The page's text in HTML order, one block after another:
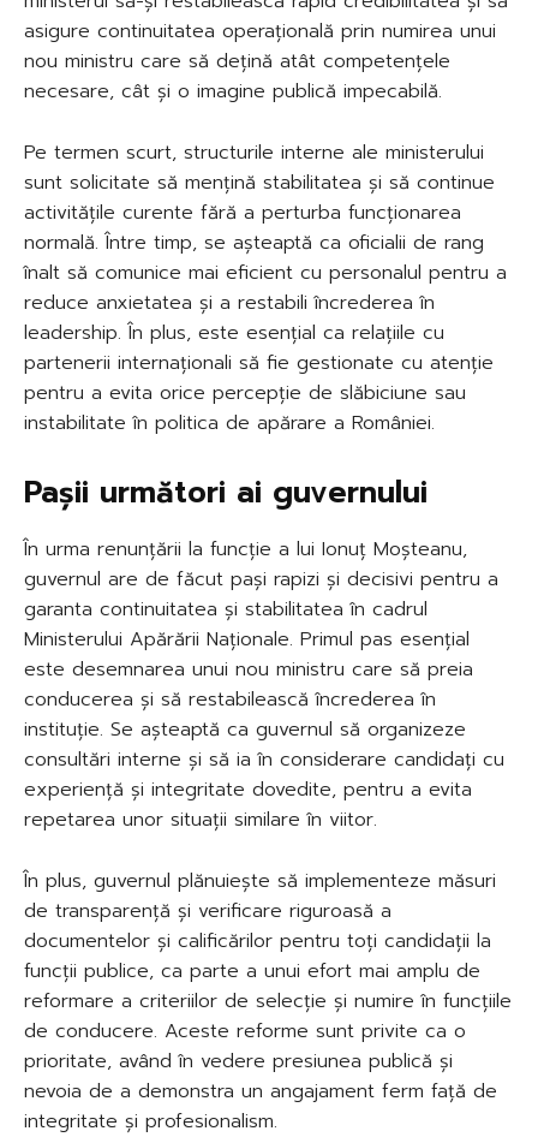
asigure continuitatea operațională prin numirea unui
nou ministru care să dețină atât competențele
necesare, cât și o imagine publică impecabilă.
Pe termen scurt, structurile interne ale ministerului
sunt solicitate să mențină stabilitatea și să continue
activitățile curente fără a perturba funcționarea
normală. Între timp, se așteaptă ca oficialii de rang
înalt să comunice mai eficient cu personalul pentru a
reduce anxietatea și a restabili încrederea în
leadership. În plus, este esențial ca relațiile cu
partenerii internaționali să fie gestionate cu atenție
pentru a evita orice percepție de slăbiciune sau
instabilitate în politica de apărare a României.
Pașii următori ai guvernului
În urma renunțării la funcție a lui Ionuț Moșteanu,
guvernul are de făcut pași rapizi și decisivi pentru a
garanta continuitatea și stabilitatea în cadrul
Ministerului Apărării Naționale. Primul pas esențial
este desemnarea unui nou ministru care să preia
conducerea și să restabilească încrederea în
instituție. Se așteaptă ca guvernul să organizeze
consultări interne și să ia în considerare candidați cu
experiență și integritate dovedite, pentru a evita
repetarea unor situații similare în viitor.
În plus, guvernul plănuiește să implementeze măsuri
de transparență și verificare riguroasă a
documentelor și calificărilor pentru toți candidații la
funcții publice, ca parte a unui efort mai amplu de
reformare a criteriilor de selecție și numire în funcțiile
de conducere. Aceste reforme sunt privite ca o
prioritate, având în vedere presiunea publică și
nevoia de a demonstra un angajament ferm față de
integritate și profesionalism.